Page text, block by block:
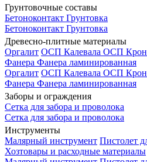
Грунтовочные составы
Бетоноконтакт Грунтовка
Бетоноконтакт Грунтовка
Древесно-плитные материалы
Оргалит ОСП Калевала ОСП
Фанера Фанера ламинированная
Оргалит ОСП Калевала ОСП
Фанера Фанера ламинированная
Заборы и ограждения
Сетка для забора и проволока
Сетка для забора и проволока
Инструменты
Малярный инструмент Пистолет
Хозтовары и расходные материалы